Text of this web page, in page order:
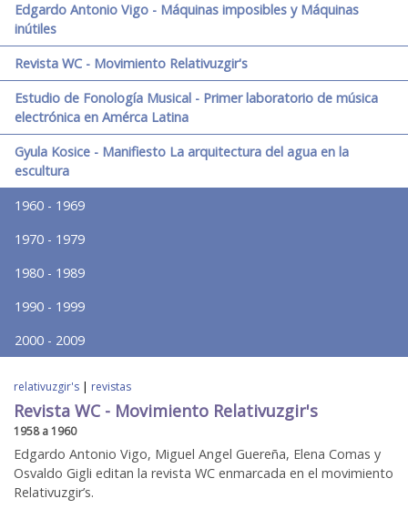
Edgardo Antonio Vigo - Máquinas imposibles y Máquinas
inútiles
Revista WC - Movimiento Relativuzgir's
Estudio de Fonología Musical - Primer laboratorio de música
electrónica en Amérca Latina
Gyula Kosice - Manifiesto La arquitectura del agua en la
escultura
1960 - 1969
1970 - 1979
1980 - 1989
1990 - 1999
2000 - 2009
relativuzgir's | revistas
Revista WC - Movimiento Relativuzgir's
1958 a 1960
Edgardo Antonio Vigo, Miguel Angel Guereña, Elena Comas y
Osvaldo Gigli editan la revista WC enmarcada en el movimiento
Relativuzgir’s.